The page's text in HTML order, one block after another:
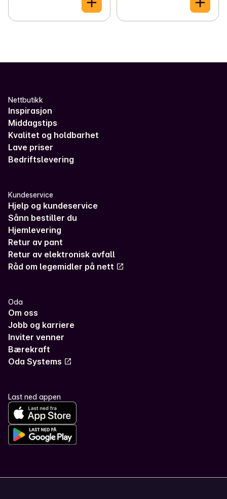
Nettbutikk
Inspirasjon
Middagstips
Kvalitet og holdbarhet
Lave priser
Bedriftslevering
Kundeservice
Hjelp og kundeservice
Sånn bestiller du
Hjemlevering
Retur av pant
Retur av elektronisk avfall
Råd om legemidler på nett
Oda
Om oss
Jobb og karriere
Inviter venner
Bærekraft
Oda Systems
Last ned appen